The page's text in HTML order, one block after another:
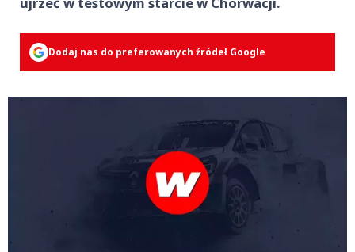
Dodaj nas do preferowanych źródeł Google